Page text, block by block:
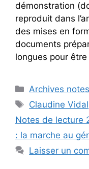
démonstration
reproduit dans
des mises en
documents
longues pour être
Catégories
Archives
Étiquettes
Claudine Vidal
Notes de lecture
: la marche au
Laisser un